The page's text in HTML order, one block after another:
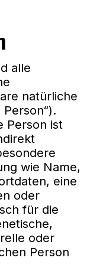
alle
natürliche
Person ist
wie Name,
eine
oder
für die
oder
Person